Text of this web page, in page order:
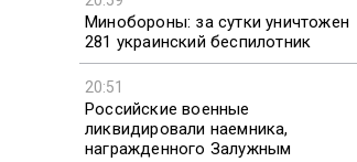
Минобороны: за сутки уничтожен
281 украинский беспилотник
20:51
Российские военные
ликвидировали наемника,
награжденного Залужным